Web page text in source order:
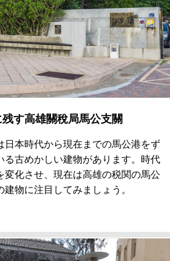
す高雄關稅局馬公支關
日本時代から現在までの馬公港をず
る古めかしい建物があります。時代
変化させ、現在は高雄の税関の馬公
物に注目してみましょう。